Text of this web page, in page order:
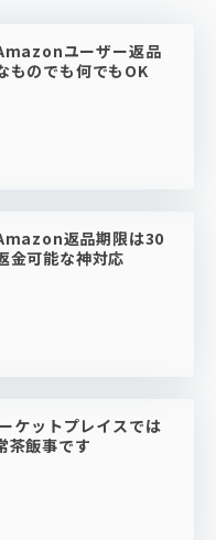
ユーザー返品
ものでも何でもOK
返品期限は30
金可能な神対応
ケットプレイスでは
茶飯事です